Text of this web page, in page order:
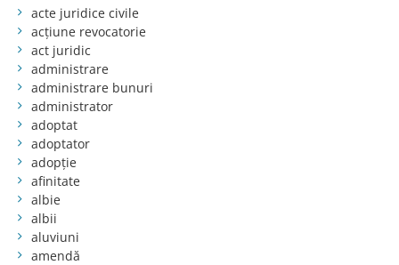
acte juridice civile
acțiune revocatorie
act juridic
administrare
administrare bunuri
administrator
adoptat
adoptator
adopție
afinitate
albie
albii
aluviuni
amendă